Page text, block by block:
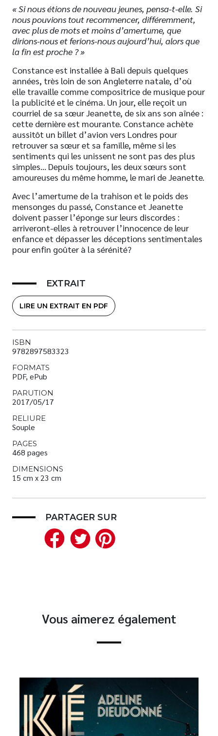
« Si nous étions de nouveau jeunes, pensa-t-elle. Si
nous pouvions tout recommencer, différemment,
avec plus de mots et moins d’amertume, que
dirions-nous et ferions-nous aujourd’hui, alors que
la fin est proche ? »
Constance est installée à Bali depuis quelques
années, très loin de son Angleterre natale, d’où
elle travaille comme compositrice de musique pour
la publicité et le cinéma. Un jour, elle reçoit un
courriel de sa sœur Jeanette, de six ans son aînée :
cette dernière est mourante. Constance achète
aussitôt un billet d’avion vers Londres pour
retrouver sa sœur et sa famille, même si les
sentiments qui les unissent ne sont pas des plus
simples… Depuis toujours, les deux sœurs sont
amoureuses du même homme, le mari de Jeanette.
Avec l’amertume de la trahison et le poids des
mensonges du passé, Constance et Jeanette
doivent passer l’éponge sur leurs discordes :
arriveront-elles à retrouver l’innocence de leur
enfance et dépasser les déceptions sentimentales
pour enfin goûter à la sérénité?
EXTRAIT
LIRE UN EXTRAIT EN PDF
ISBN
9782897583323
FORMATS
PDF, ePub
PARUTION
2017/05/17
RELIURE
Souple
PAGES
468 pages
DIMENSIONS
15 cm x 23 cm
PARTAGER SUR
Facebook
Twitter
Vous aimerez également